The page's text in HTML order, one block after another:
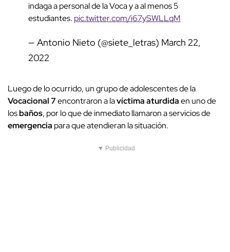
indaga a personal de la Voca y a al menos 5
estudiantes. pic.twitter.com/i67ySWLLqM
— Antonio Nieto (@siete_letras) March 22,
2022
Luego de lo ocurrido, un grupo de adolescentes de la
Vocacional 7encontraron a lavíctima aturdidaen uno de
losbaños, por lo que de inmediato llamaron a servicios de
emergencia para que atendieran la situación.
▼ Publicidad